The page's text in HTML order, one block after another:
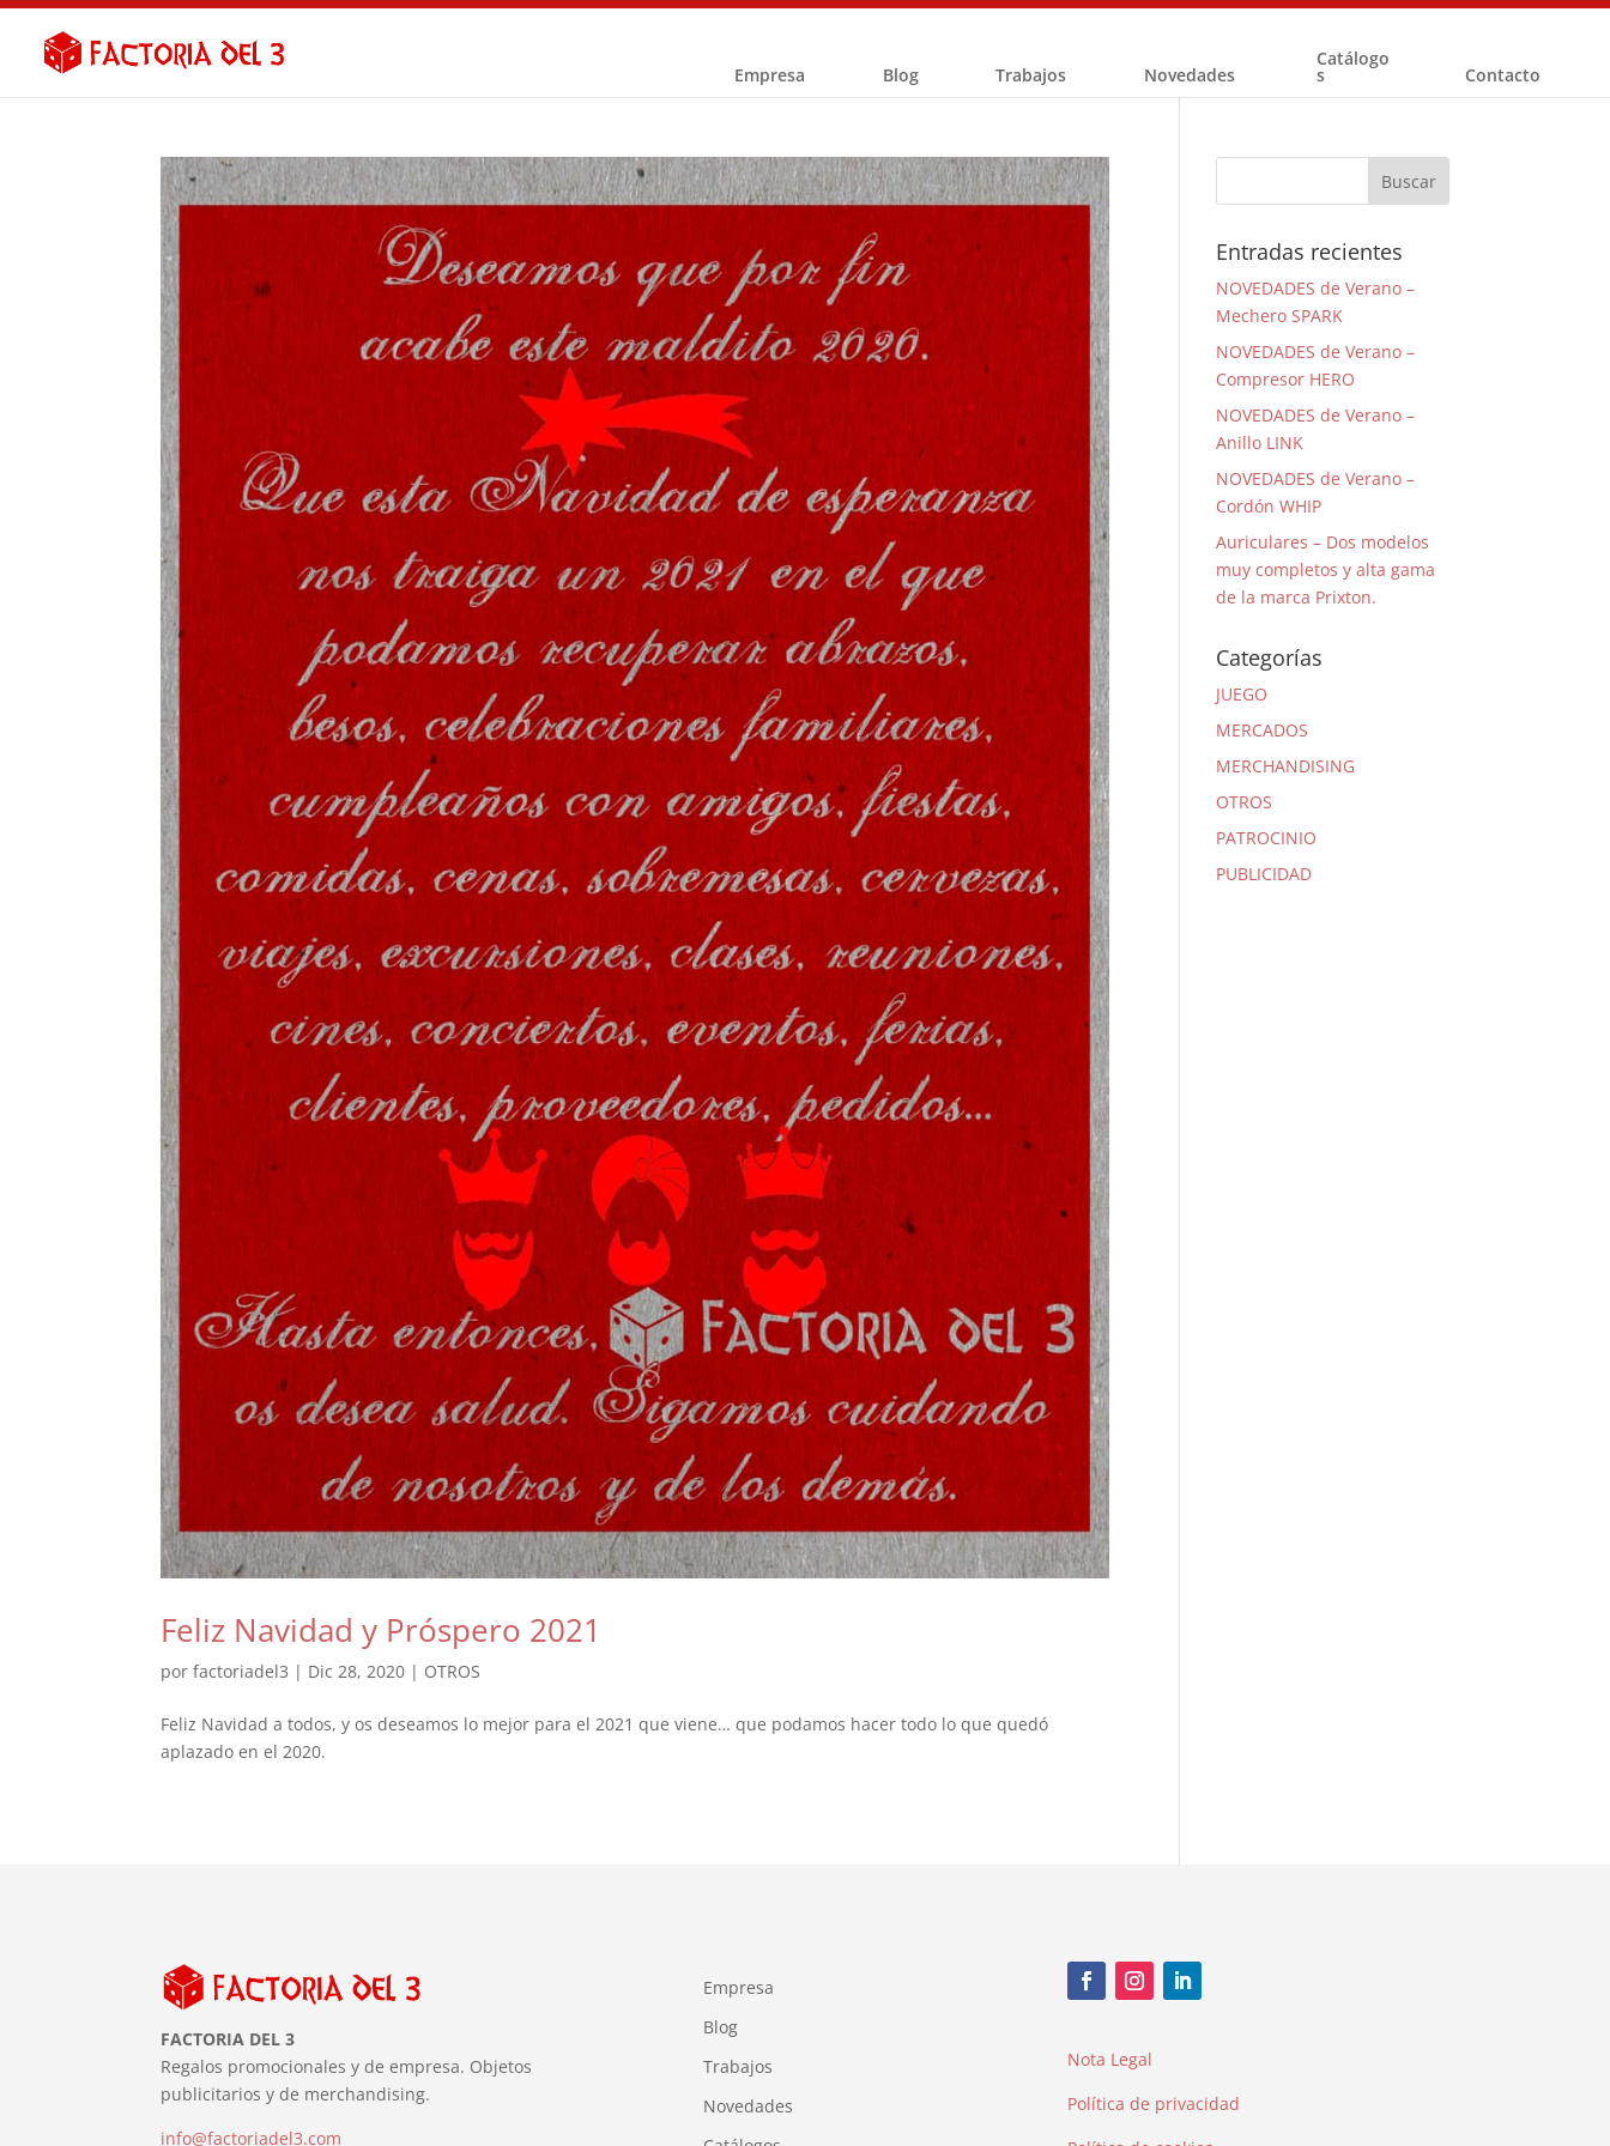
Empresa Blog Trabajos Novedades
Catálogo
s Contacto
Feliz Navidad y Próspero 2021
porfactoriadel3 | Dic 28, 2020 | OTROS
Feliz Navidad a todos, y os deseamos lo mejor para el 2021 que viene… que podamos hacer todo lo que quedó
aplazado en el 2020.
Entradas recientes
NOVEDADES de Verano –
Mechero SPARK
NOVEDADES de Verano –
Compresor HERO
NOVEDADES de Verano –
Anillo LINK
NOVEDADES de Verano –
Cordón WHIP
Auriculares – Dos modelos
muy completos y alta gama
de la marca Prixton.
Categorías
JUEGO
MERCADOS
MERCHANDISING
OTROS
PATROCINIO
PUBLICIDAD
FACTORIA DEL 3
Regalos promocionales y de empresa. Objetos
publicitarios y de merchandising.
info@factoriadel3.com
Empresa
Blog
Trabajos
Novedades
Nota Legal
Política de privacidad